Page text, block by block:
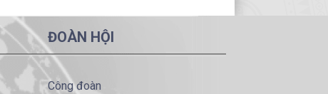
ĐOÀN HỘI
Công đoàn